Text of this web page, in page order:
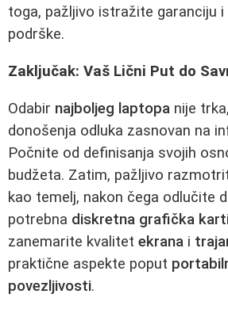
toga, pažljivo istražite garanciju
podrške.
Zaključak: Vaš Lični Put do
Odabir najboljeg laptopa nije
donošenja odluka zasnovan na
Počnite od definisanja svojih
budžeta. Zatim, pažljivo
kao temelj, nakon čega odlučite
potrebna diskretna grafička
zanemarite kvalitet ekrana i
praktične aspekte poput
povezljivosti.